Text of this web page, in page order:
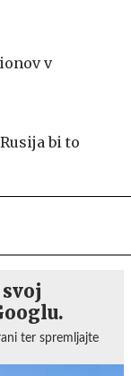
v
bi to
ter spremljajte